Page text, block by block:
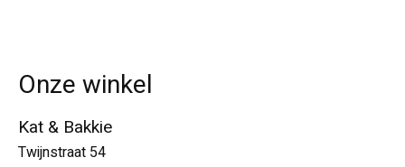
Onze winkel
Kat & Bakkie
Twijnstraat 54